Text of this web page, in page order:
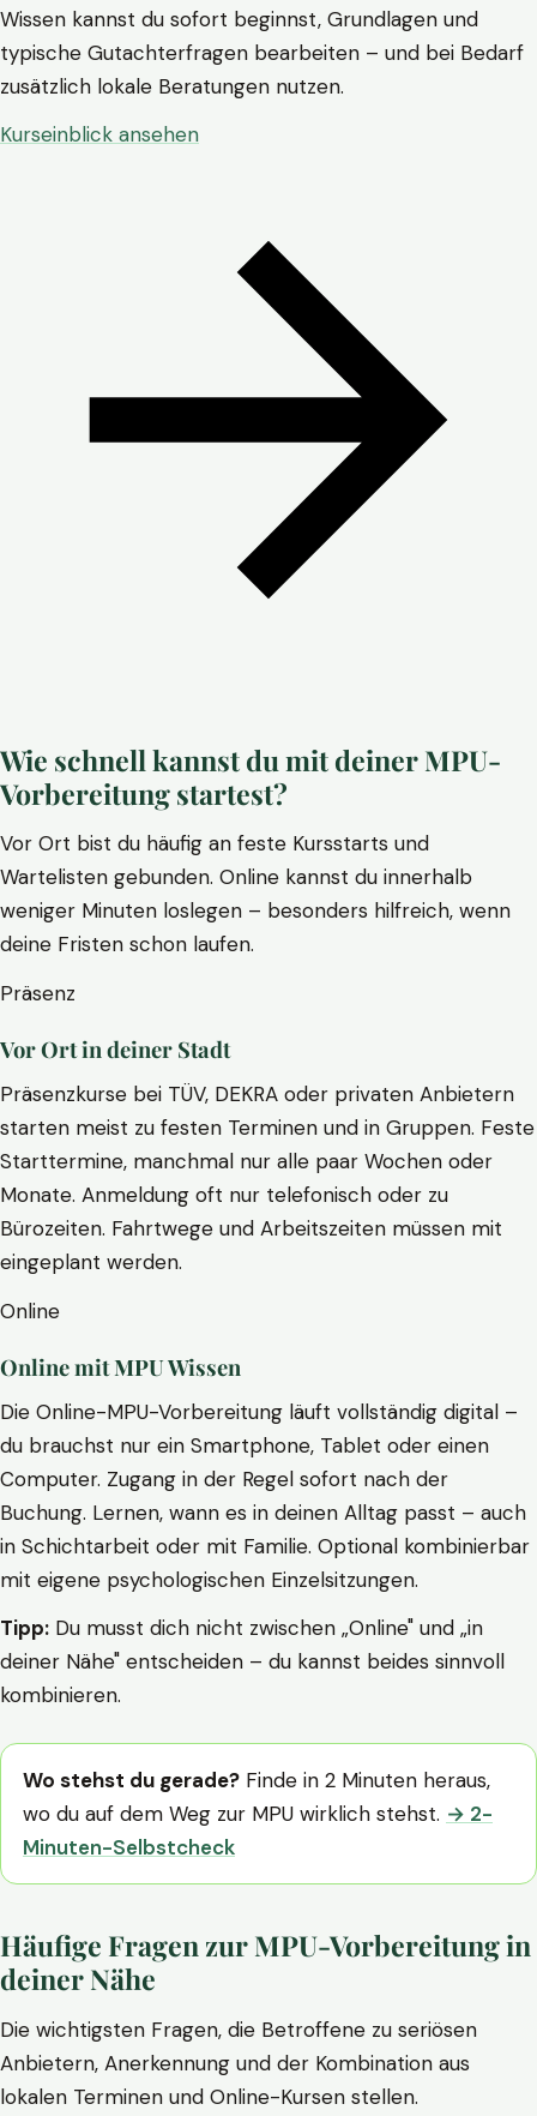
Wissen kannst du sofort beginnst, Grundlagen und
typische Gutachterfragen bearbeiten – und bei Bedarf
zusätzlich lokale Beratungen nutzen.
Kurseinblick ansehen
Wie schnell kannst du mit deiner MPU-
Vorbereitung startest?
Vor Ort bist du häufig an feste Kursstarts und
Wartelisten gebunden. Online kannst du innerhalb
weniger Minuten loslegen – besonders hilfreich, wenn
deine Fristen schon laufen.
Präsenz
Vor Ort in deiner Stadt
Präsenzkurse bei TÜV, DEKRA oder privaten Anbietern
starten meist zu festen Terminen und in Gruppen. Feste
Starttermine, manchmal nur alle paar Wochen oder
Monate. Anmeldung oft nur telefonisch oder zu
Bürozeiten. Fahrtwege und Arbeitszeiten müssen mit
eingeplant werden.
Online
Online mit MPU Wissen
Die Online-MPU-Vorbereitung läuft vollständig digital –
du brauchst nur ein Smartphone, Tablet oder einen
Computer. Zugang in der Regel sofort nach der
Buchung. Lernen, wann es in deinen Alltag passt – auch
in Schichtarbeit oder mit Familie. Optional kombinierbar
mit eigene psychologischen Einzelsitzungen.
Tipp: Du musst dich nicht zwischen „Online" und „in
deiner Nähe" entscheiden – du kannst beides sinnvoll
kombinieren.
Wo stehst du gerade? Finde in 2 Minuten heraus,
wo du auf dem Weg zur MPU wirklich stehst. → 2-
Minuten-Selbstcheck
Häufige Fragen zur MPU-Vorbereitung in
deiner Nähe
Die wichtigsten Fragen, die Betroffene zu seriösen
Anbietern, Anerkennung und der Kombination aus
lokalen Terminen und Online-Kursen stellen.